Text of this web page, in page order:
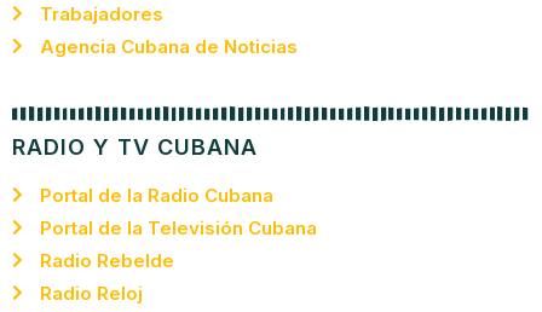
Trabajadores
Agencia Cubana de Noticias
RADIO Y TV CUBANA
Portal de la Radio Cubana
Portal de la Televisión Cubana
Radio Rebelde
Radio Reloj